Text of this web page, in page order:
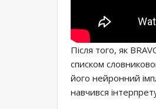
Після того, як
списком
його нейронний
навчився